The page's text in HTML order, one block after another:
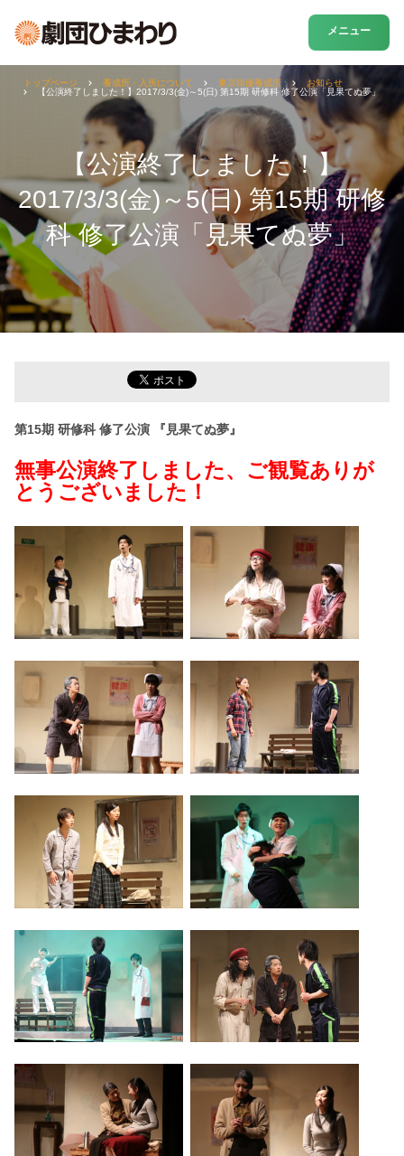
メニュー
【公演終了しました！】
2017/3/3(金)～5(日) 第15期 研修
科 修了公演「見果てぬ夢」
トップページ 養成所・入所について 東京俳優養成所
お知らせ
【公演終了しました！】2017/3/3(金)～5(日) 第15期 研修科 修了公演「見果てぬ夢」
第15期 研修科 修了公演 『見果てぬ夢』
無事公演終了しました、ご観覧ありが
とうございました！